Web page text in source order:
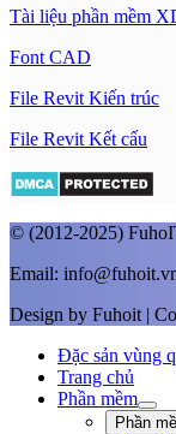
Tài liệu phần mềm
Font CAD
File Revit Kiến trúc
File Revit Kết cấu
© (2012-2025)
Email:
Design by Fuhoit |
Đặc sản vùng
Trang chủ
Phần mềm
Phần